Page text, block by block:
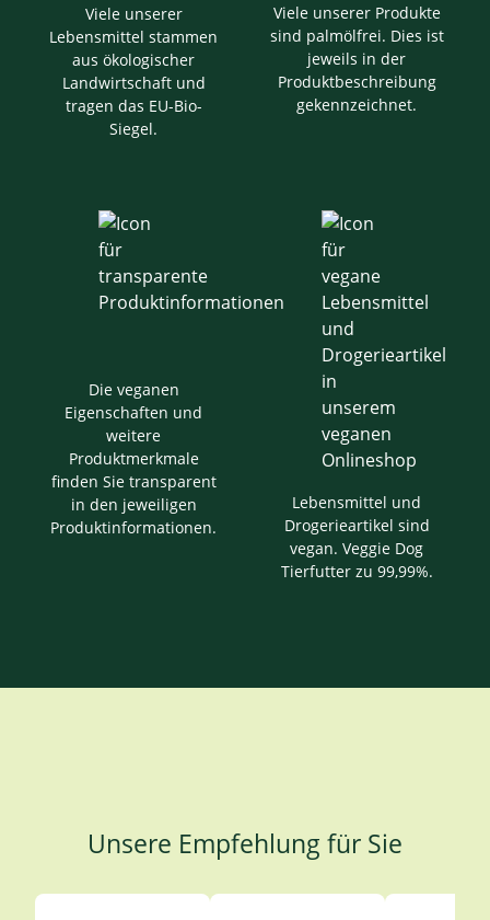
Viele unserer
Lebensmittel stammen
aus ökologischer
Landwirtschaft und
tragen das EU-Bio-
Siegel.
Viele unserer Produkte
sind palmölfrei. Dies ist
jeweils in der
Produktbeschreibung
gekennzeichnet.
Die veganen
Eigenschaften und
weitere
Produktmerkmale
finden Sie transparent
in den jeweiligen
Produktinformationen.
Lebensmittel und
Drogerieartikel sind
vegan. Veggie Dog
Tierfutter zu 99,99%.
Unsere Empfehlung für Sie
Produktgalerie überspringen